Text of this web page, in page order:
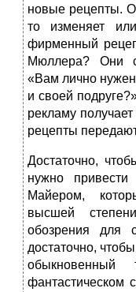
новые рецепты.
то изменяет
фирменный
Мюллера? Они
«Вам лично
и своей
рекламу
рецепты
Достаточно,
нужно
Майером,
высшей
обозрения для
достаточно,
фантастическом